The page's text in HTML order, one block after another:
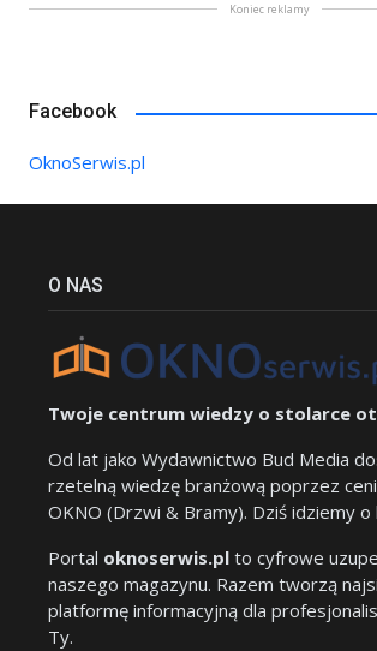
Koniec reklamy
Facebook
OknoSerwis.pl
O NAS
Twoje centrum wiedzy o stolarce
Od lat jako Wydawnictwo Bud Media
rzetelną wiedzę branżową poprzez
OKNO (Drzwi & Bramy). Dziś idziemy o
Portal oknoserwis.pl to cyfrowe
naszego magazynu. Razem tworzą
platformę informacyjną dla
Ty.